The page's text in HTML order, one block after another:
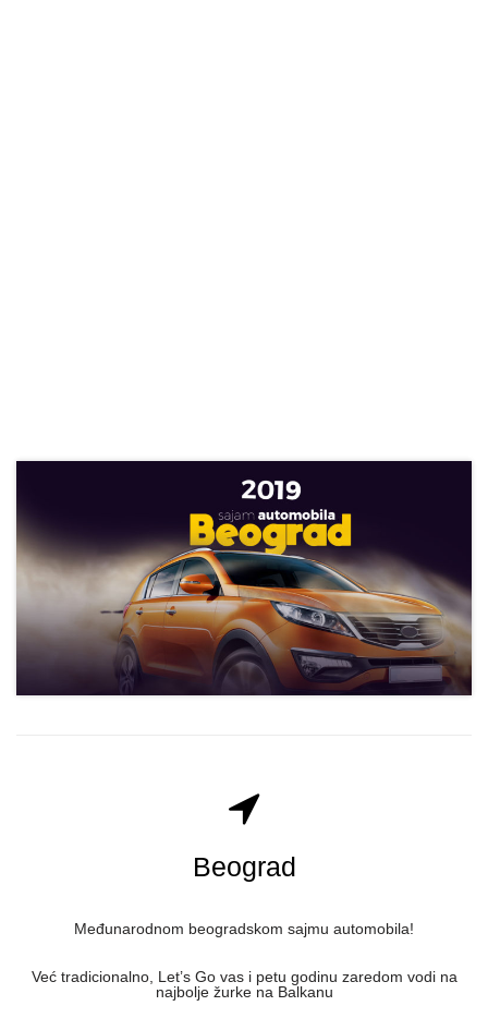
Beograd
Međunarodnom beogradskom sajmu automobila!
Već tradicionalno, Let’s Go vas i petu godinu zaredom vodi na
najbolje žurke na Balkanu